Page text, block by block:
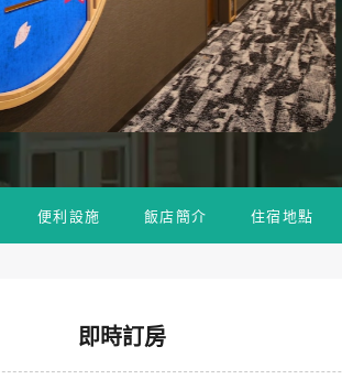
便利設施 飯店簡介 住宿地點
即時訂房